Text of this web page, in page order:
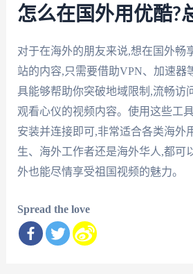
怎么在国外用优酷?
对于在海外的朋友来说,想在国外畅
站的内容,只需要借助VPN、加速器
具能够帮助你突破地域限制,流畅访
观看心仪的视频内容。使用这些工
安装并连接即可,非常适合各类海外
生、海外工作者还是海外华人,都可
外也能尽情享受祖国视频的魅力。
Spread the love